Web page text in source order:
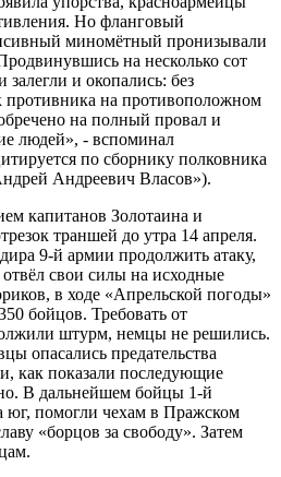
Но фланговый
миномётный пронизывали
на несколько сот
и окопались: без
противника на противоположном
на полный провал и
людей», - вспоминал
по сборнику полковника
Андреевич Власов»).
капитанов Золотаина и
траншей до утра 14 апреля.
9-й армии продолжить атаку,
свои силы на исходные
в ходе «Апрельской погоды»
бойцов. Требовать от
штурм, немцы не решились.
опасались предательства
как показали последующие
В дальнейшем бойцы 1-й
помогли чехам в Пражском
«борцов за свободу». Затем